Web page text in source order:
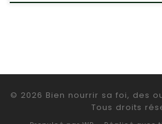
© 2026 Bien nourrir sa foi, des
Tous droits